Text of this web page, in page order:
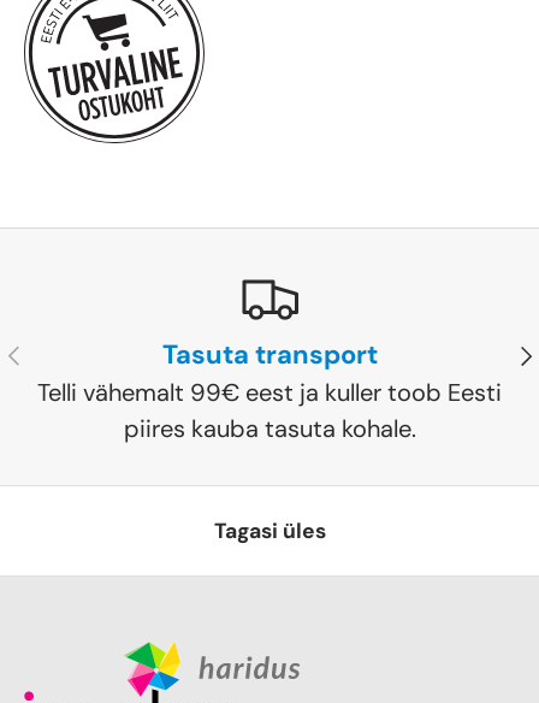
Eelmine Tasuta transport
Telli vähemalt 99€ eest ja kuller toob Eesti
piires kauba tasuta kohale.
Tagasi üles